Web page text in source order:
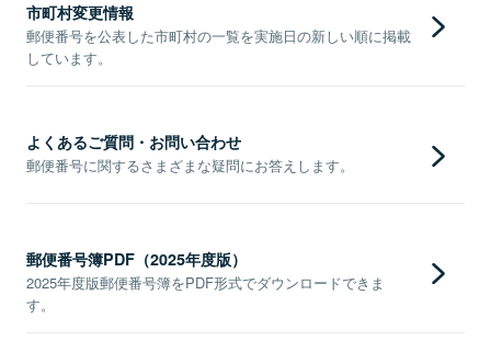
市町村変更情報
郵便番号を公表した市町村の一覧を実施日の新しい順に掲載
しています。
よくあるご質問・お問い合わせ
郵便番号に関するさまざまな疑問にお答えします。
郵便番号簿PDF（2025年度版）
2025年度版郵便番号簿をPDF形式でダウンロードできま
す。